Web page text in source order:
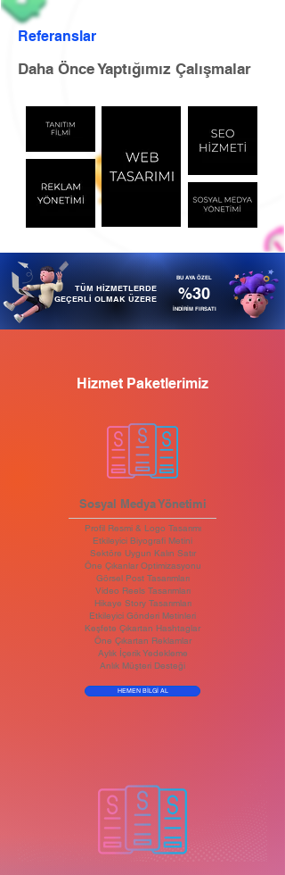
Referanslar
Daha Önce Yaptığımız Çalışmalar
TÜM HİZMETLERDE
GEÇERLİ OLMAK ÜZERE
BU AYA ÖZEL
%30
İNDİRİM FIRSATI
Hizmet Paketlerimiz
Sosyal Medya Yönetimi
Profil Resmi & Logo Tasarımı
Etkileyici Biyografi Metini
Sektöre Uygun Kalın Satır
Öne Çıkanlar Optimizasyonu
Görsel Post Tasarımları
Video Reels Tasarımları
Hikaye Story Tasarımları
Etkileyici Gönderi Metinleri
Keşfete Çıkartan Hashtaglar
Öne Çıkartan Reklamlar
Aylık İçerik Yedekleme
Anlık Müşteri Desteği
HEMEN BİLGİ AL